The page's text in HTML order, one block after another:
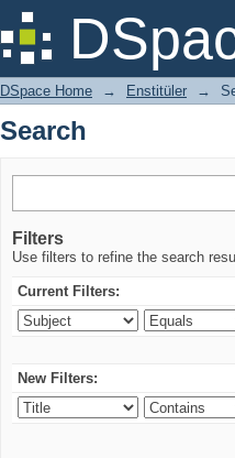
Search
DSpace Home → Enstitüler →
Search
Filters
Use filters to refine the search
Current Filters:
New Filters: